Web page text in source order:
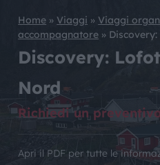
IL
Home » Viaggi » Viaggi
accompagnatore »
Discovery:
Nord
Richiedi un
Apri il PDF per tutte le